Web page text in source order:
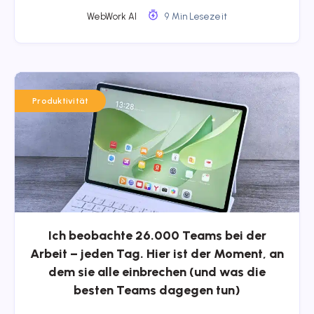
WebWork AI 9 Min Lesezeit
Produktivität
Ich beobachte 26.000 Teams bei der
Arbeit – jeden Tag. Hier ist der Moment, an
dem sie alle einbrechen (und was die
besten Teams dagegen tun)